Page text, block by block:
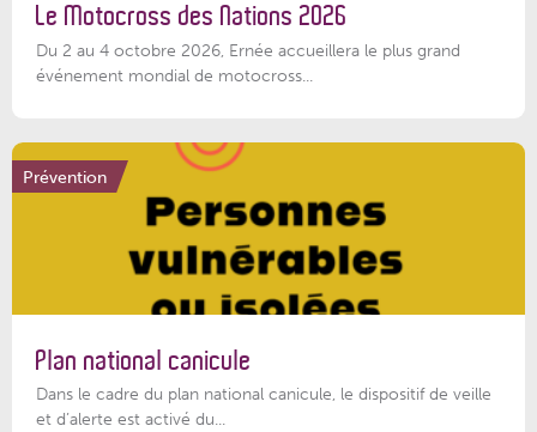
Le Motocross des Nations 2026
Du 2 au 4 octobre 2026, Ernée accueillera le plus grand
événement mondial de motocross...
Prévention
Plan national canicule
Dans le cadre du plan national canicule, le dispositif de veille
et d’alerte est activé du...